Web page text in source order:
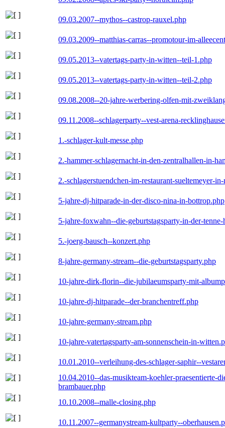
09.03.2007--mythos--castrop-rauxel.php
09.03.2009--matthias-carras--promotour-im-
09.05.2013--vatertags-party-in-witten--teil-1.php
09.05.2013--vatertags-party-in-witten--teil-2.php
09.08.2008--20-jahre-werbering-olfen-mit-
09.11.2008--schlagerparty--vest-arena-
1.-schlager-kult-messe.php
2.-hammer-schlagernacht-in-den-zentralhallen-in-
2.-schlagerstuendchen-im-restaurant-sueltemeyer-
5-jahre-dj-hitparade-in-der-disco-nina-in-bottrop.php
5-jahre-foxwahn--die-geburtstagsparty-in-der-tenne-
5.-joerg-bausch--konzert.php
8-jahre-germany-stream--die-geburtstagsparty.php
10-jahre-dirk-florin--die-jubilaeumsparty-mit-
10-jahre-dj-hitparade--der-branchentreff.php
10-jahre-germany-stream.php
10-jahre-vatertagsparty-am-sonnenschein-in-
10.01.2010--verleihung-des-schlager-saphir--
10.04.2010--das-musikteam-koehler-praesentierte-
brambauer.php
10.10.2008--malle-closing.php
10.11.2007--germanystream-kultparty--